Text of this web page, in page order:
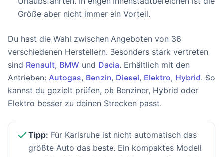
Größe aber nicht immer ein Vorteil.
Du hast die Wahl zwischen Angeboten von 36
verschiedenen Herstellern. Besonders stark vertreten
sind Renault, BMW und Dacia. Erhältlich mit den
Antrieben: Autogas, Benzin, Diesel, Elektro, Hybrid. So
kannst du gezielt prüfen, ob Benziner, Hybrid oder
Elektro besser zu deinen Strecken passt.
Tipp: Für Karlsruhe ist nicht automatisch das
größte Auto das beste. Ein kompaktes Modell